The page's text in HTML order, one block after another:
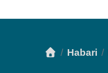
Habari